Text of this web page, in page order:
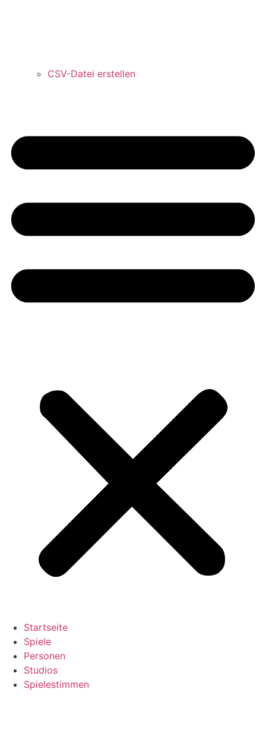
CSV-Datei erstellen
Startseite
Spiele
Personen
Studios
Spielestimmen